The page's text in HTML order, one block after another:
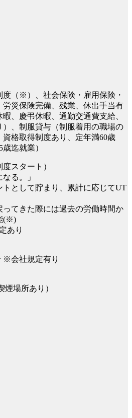
度（※）、社会保険・雇用保険・
災保険完備、残業、休出手当有
、慶弔休暇、通勤交通費支給、
、制服貸与（制服着用の職場の
格取得制度あり、定年満60歳
迄就業）
スタート）
る。」
トとして貯まり、累計に応じてUT
ってきた際には過去の労働時間か
(※)
あり
※会社規定有り
煙場所あり）